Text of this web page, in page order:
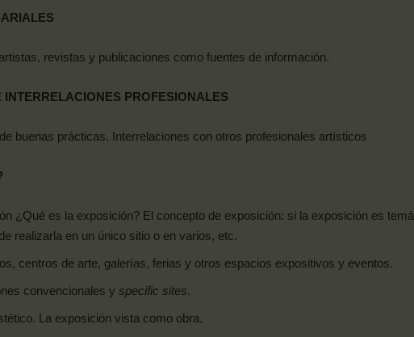
revistas y publicaciones como fuentes de información.
INTERRELACIONES PROFESIONALES
buenas prácticas. Interrelaciones con otros profesionales artísticos
¿Qué es la exposición? El concepto de exposición: si la exposición es
realizarla en un único sitio o en varios, etc.
centros de arte, galerías, ferias y otros espacios expositivos y eventos.
convencionales y specific sites.
La exposición vista comoobra.